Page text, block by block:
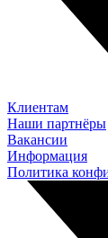
Клиентам
Наши партнёры
Вакансии
Информация
Политика